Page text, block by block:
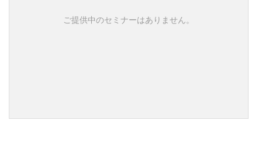
ご提供中のセミナーはありません。